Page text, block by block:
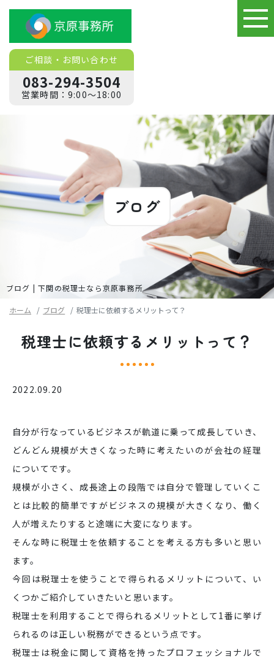
ご相談 ・ お問い合わせ
083-294-3504
営業時間：9:00～18:00
ブログ
ブログ | 下関の税理士なら京原事務所
ホーム ブログ 税理士に依頼するメリットって？
税理士に依頼するメリットって？
2022.09.20
自分が行なっているビジネスが軌道に乗って成長していき、
どんどん規模が大きくなった時に考えたいのが会社の経理
についてです。
規模が小さく、成長途上の段階では自分で管理していくこ
とは比較的簡単ですがビジネスの規模が大きくなり、働く
人が増えたりすると途端に大変になります。
そんな時に税理士を依頼することを考える方も多いと思い
ます。
今回は税理士を使うことで得られるメリットについて、い
くつかご紹介していきたいと思います。
税理士を利用することで得られるメリットとして1番に挙げ
られるのは正しい税務ができるという点です。
税理士は税金に関して資格を持ったプロフェッショナルで